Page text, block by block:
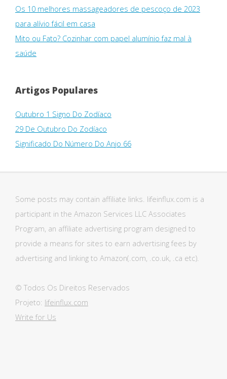
Os 10 melhores massageadores de pescoço de 2023
para alívio fácil em casa
Mito ou Fato? Cozinhar com papel alumínio faz mal à
saúde
Artigos Populares
Outubro 1 Signo Do Zodíaco
29 De Outubro Do Zodíaco
Significado Do Número Do Anjo 66
Some posts may contain affiliate links. lifeinflux.com is a
participant in the Amazon Services LLC Associates
Program, an affiliate advertising program designed to
provide a means for sites to earn advertising fees by
advertising and linking to Amazon(.com, .co.uk, .ca etc).
© Todos Os Direitos Reservados
Projeto: lifeinflux.com
Write for Us